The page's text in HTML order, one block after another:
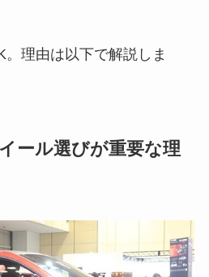
理由は以下で解説しま
ール選びが重要な理